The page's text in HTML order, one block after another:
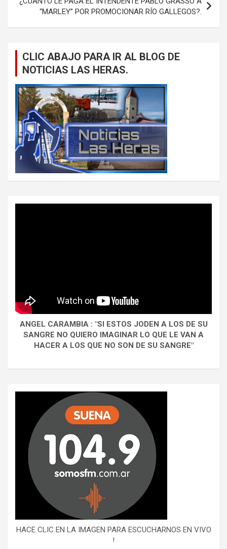
“MARLEY” POR PROMOCIONAR RÍO GALLEGOS?.
CLIC ABAJO PARA IR AL BLOG DE
NOTICIAS LAS HERAS.
ANGEL CARAMBIA : "SI ESTOS JODEN A LOS DE SU
SANGRE NO QUIERO IMAGINAR LO QUE LE VAN A
HACER A LOS QUE NO SON DE SU SANGRE"
HACE CLIC EN LA IMAGEN PARA ESCUCHARNOS EN VIVO
!